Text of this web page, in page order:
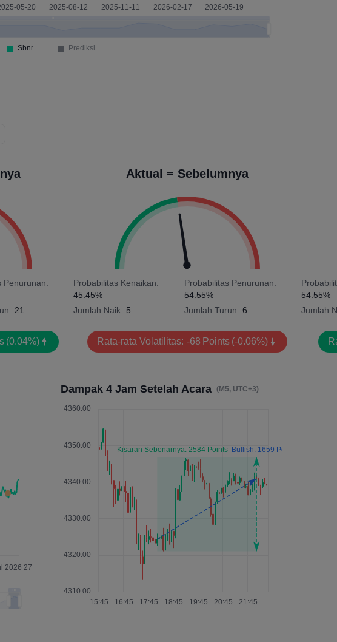
Penurunan:
21
(0.04%)
Aktual = Sebelumnya
Probabilitas Kenaikan:
45.45%
Jumlah Naik: 5
Probabilitas Penurunan:
54.55%
Jumlah Turun: 6
Rata-rata Volatilitas: -68 Points (-0.06%)
54.55%
Jumlah
Dampak 4 Jam Setelah Acara (M5, UTC+3)